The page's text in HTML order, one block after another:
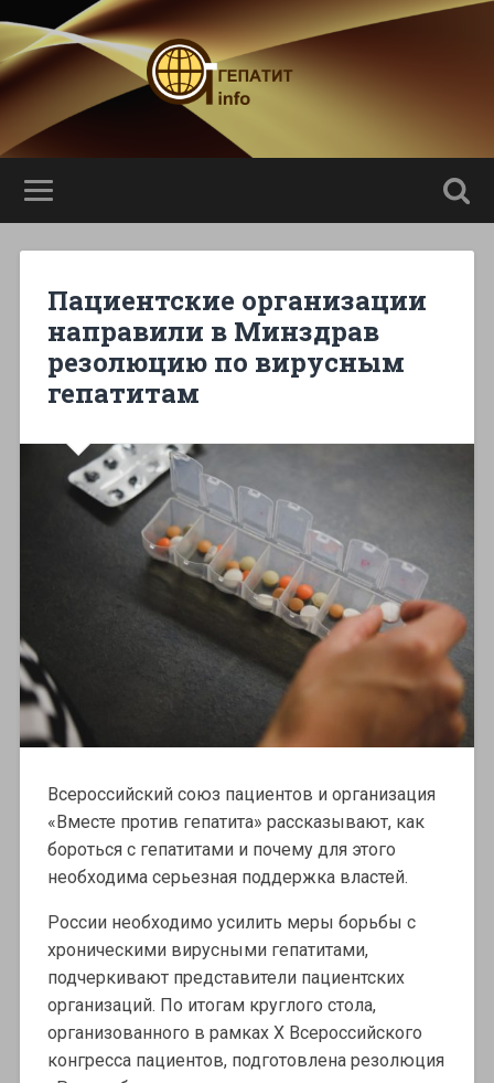
Пациентские организации
направили в Минздрав
резолюцию по вирусным
гепатитам
Всероссийский союз пациентов и организация
«Вместе против гепатита» рассказывают, как
бороться с гепатитами и почему для этого
необходима серьезная поддержка властей.
России необходимо усилить меры борьбы с
хроническими вирусными гепатитами,
подчеркивают представители пациентских
организаций. По итогам круглого стола,
организованного в рамках Х Всероссийского
конгресса пациентов, подготовлена резолюция